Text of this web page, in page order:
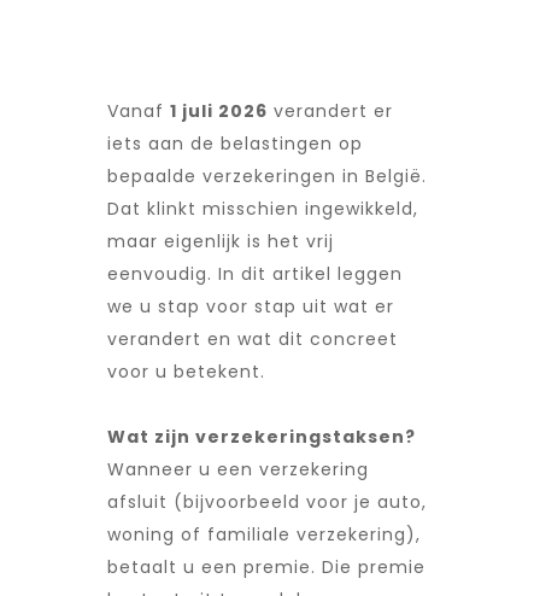
Vanaf 1 juli 2026 verandert er
iets aan de belastingen op
bepaalde verzekeringen in België.
Dat klinkt misschien ingewikkeld,
maar eigenlijk is het vrij
eenvoudig. In dit artikel leggen
we u stap voor stap uit wat er
verandert en wat dit concreet
voor u betekent.
Wat zijn verzekeringstaksen?
Wanneer u een verzekering
afsluit (bijvoorbeeld voor je auto,
woning of familiale verzekering),
betaalt u een premie. Die premie